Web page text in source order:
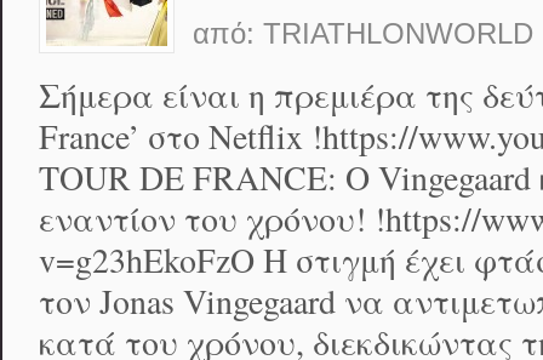
από: TRIATHLONWORLD
Σήμερα είναι η πρεμιέρα της
France’ στο Netflix !https://
TOUR DE FRANCE: Ο
εναντίον του χρόνου! !https://
v=g23hEkoFzO Η στιγμή έχει
τον Jonas Vingegaard να
κατά του χρόνου, διεκδικώντας